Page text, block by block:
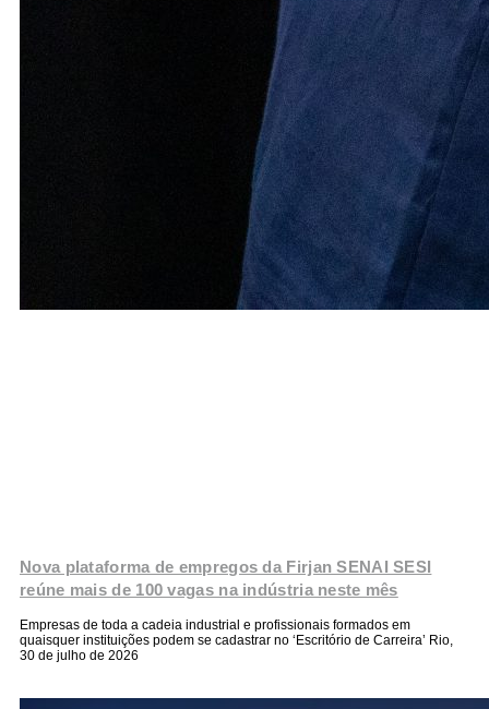
Nova plataforma de empregos da Firjan SENAI SESI
reúne mais de 100 vagas na indústria neste mês
Empresas de toda a cadeia industrial e profissionais formados em
quaisquer instituições podem se cadastrar no ‘Escritório de Carreira’ Rio,
30 de julho de 2026